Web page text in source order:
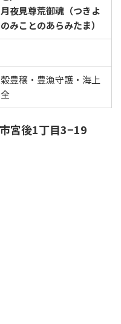
月夜見尊荒御魂（つきよ
みことのあらみたま）
豊穣・豊漁守護・海上
宮後1丁目3−19